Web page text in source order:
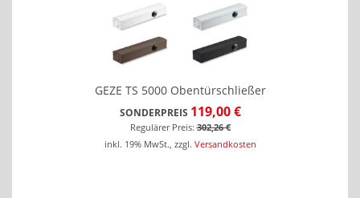
GEZE TS 5000 Obentürschließer
SONDERPREIS 119,00 €
Regulärer Preis: 302,26 €
inkl. 19% MwSt., zzgl. Versandkosten